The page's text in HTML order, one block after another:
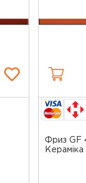
Фриз GF
Кераміка